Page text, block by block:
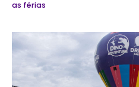
as férias